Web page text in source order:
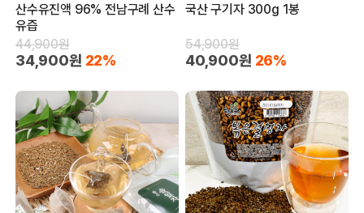
산수유진액 96% 전남구례 산수
유즙
44,900원
34,900원 22%
국산 구기자 300g 1봉
54,900원
40,900원 26%